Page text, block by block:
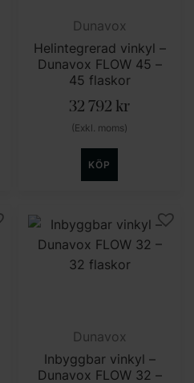
Dunavox
Helintegrerad vinkyl –
Dunavox FLOW 45 –
45 flaskor
32 792 kr
(Exkl. moms)
KÖP
Dunavox
Inbyggbar vinkyl –
Dunavox FLOW 32 –